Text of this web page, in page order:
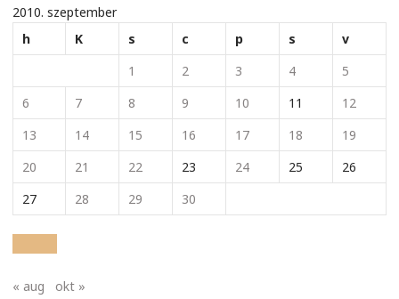
2010. szeptember
h
K s c p s
v
1
2 3 4
5
6
7 8 9 10 11
12
13
14 15 16 17 18
19
20
21 22 23 24 25
26
27
28 29 30
« aug okt »